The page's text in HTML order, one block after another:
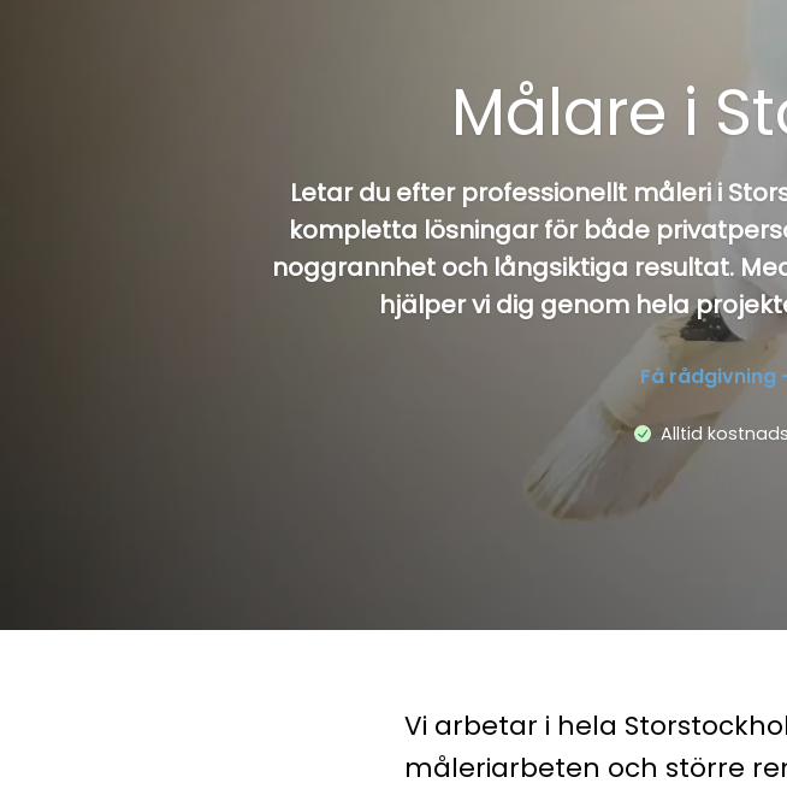
Målare i
Letar du efter professionellt måleri i
kompletta lösningar för både
noggrannhet och långsiktiga resultat.
hjälper vi dig genom hela
Få rådgivning
Alltid
Vi arbetar i hela
måleriarbeten och större